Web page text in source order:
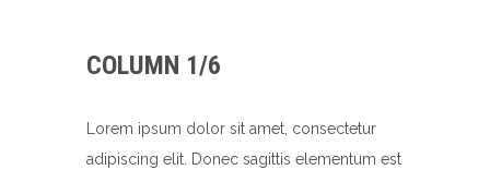
COLUMN 1/6
Lorem ipsum dolor sit amet, consectetur
adipiscing elit. Donec sagittis elementum est